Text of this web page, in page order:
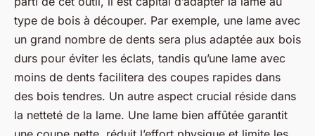
type de bois à découper. Par exemple, une lame avec
un grand nombre de dents sera plus adaptée aux bois
durs pour éviter les éclats, tandis qu’une lame avec
moins de dents facilitera des coupes rapides dans
des bois tendres. Un autre aspect crucial réside dans
la netteté de la lame. Une lame bien affûtée garantit